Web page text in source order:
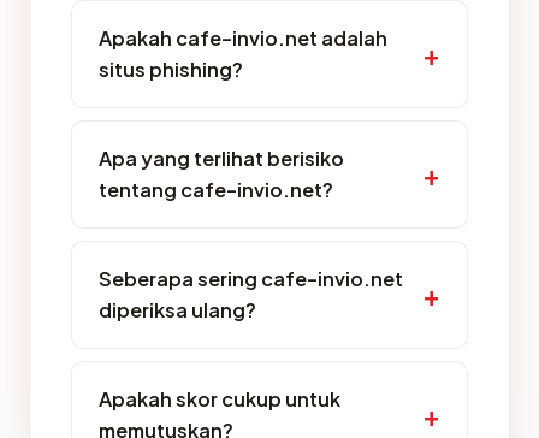
Apakah cafe-invio.net adalah
situs phishing?
Apa yang terlihat berisiko
tentang cafe-invio.net?
Seberapa sering cafe-invio.net
diperiksa ulang?
Apakah skor cukup untuk
memutuskan?